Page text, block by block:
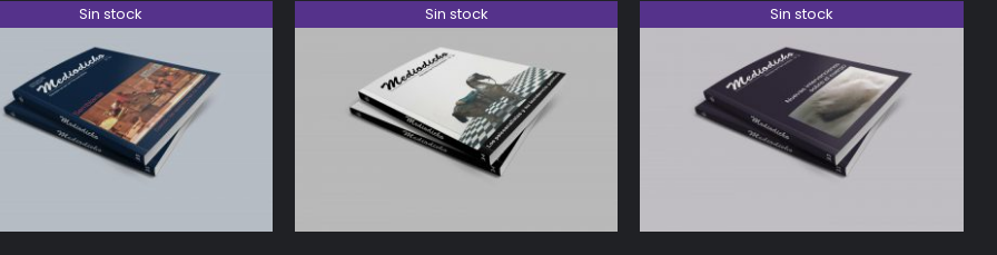
Sin stock
DETALLES
Sin stock
DETALLES
Sin stock
DETALLES